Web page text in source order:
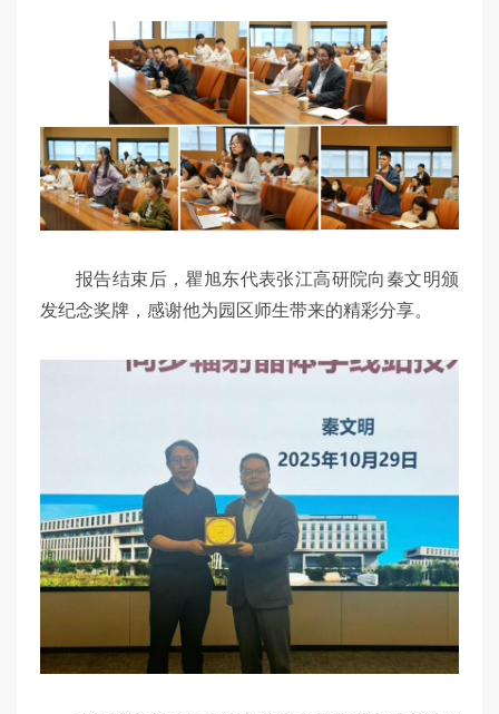
报告结束后，瞿旭东代表张江高研院向秦文明颁
发纪念奖牌，感谢他为园区师生带来的精彩分享。